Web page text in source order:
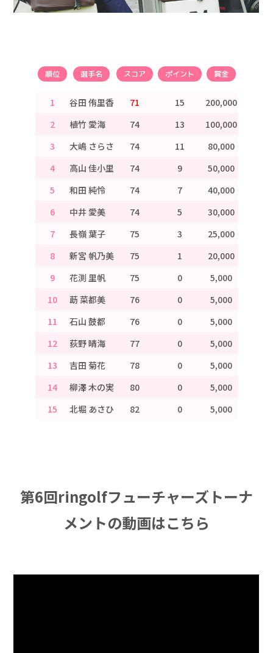
順位 選手名 スコア ポイント 賞金
1 谷田 侑里香 71 15
200,000
2
植竹 愛海 74 13
100,000
3
大嶋 さらさ 74 11
80,000
4
高山 佳小里 74 9
50,000
5
和田 純怜 74 7
40,000
6
中井 愛美 74 5
30,000
7
長嶺 葉子 75 3
25,000
8
新宮 帆乃美 75 1
20,000
9
花渕 里帆 75 0
5,000
10
莇 菜都美 76 0
5,000
11
石山 鼓都 76 0
5,000
12
荻野 晴海 77 0
5,000
13
吉田 菊花 78 0
5,000
14
柳澤 木の実 80 0
5,000
15
北堀 あさひ 82 0 5,000
第6回ringolfフューチャーズトーナ
メントの動画はこちら